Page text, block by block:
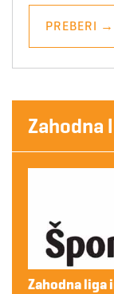
PREBERI →
Zahodna
Zahodna liga